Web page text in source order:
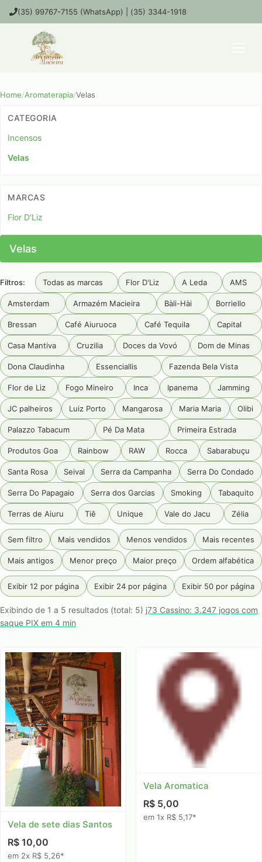
(35) 99767-7155 (WhatsApp) | (35) 3344-1918
Home/Aromaterapia/Velas
CATEGORIA
Incensos
Velas
MARCAS
Flor D'Liz
Velas
Filtros: Todas as marcas Flor D'Liz A Leda AMS
Amsterdam Armazém Macieira Bàli-Hài Borriello
Bressan Café Aiuruoca Café Tequila Capital
Casa Mantiva Cruzilia Doces da Vovó Dom de Minas
Dona Claudinha Essenciallis Fazenda Bela Vista
Flor de Liz Fogo Mineiro Inca Ipanema Jamming
JC palheiros Luiz Porto Mangarosa Maria Maria Olibi
Palazzo Tabacum Pé Da Mata Primeira Estrada
Produtos Goa Rainbow RAW Rocca Sabarabuçu
Santa Rosa Seival Serra da Campanha Serra Do Condado
Serra Do Papagaio Serra dos Garcias Smoking Tabaquito
Terras de Aiuru Tiê Unique Vale do Jacu Zélia
Sem filtro Mais vendidos Menos vendidos Mais recentes
Mais antigos Menor preço Maior preço Ordem alfabética
Exibir 12 por página Exibir 24 por página Exibir 50 por página
Exibindo de 1 a 5 resultados (total: 5) j73 Cassino: 3.247 jogos com
saque PIX em 4 min
Vela de sete dias Santos
R$ 10,00
em 2x R$ 5,26*
Vela Aromatica
R$ 5,00
em 1x R$ 5,17*